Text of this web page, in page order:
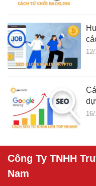
Công Ty TNHH
Nam